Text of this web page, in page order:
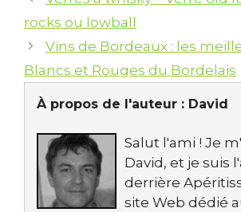
rocks ou lowball
Vins de Bordeaux : les
Blancs et Rouges du Bordelais
À propos de l'auteur : David
Salut l'ami ! Je
David, et je suis
derrière
site Web dédié